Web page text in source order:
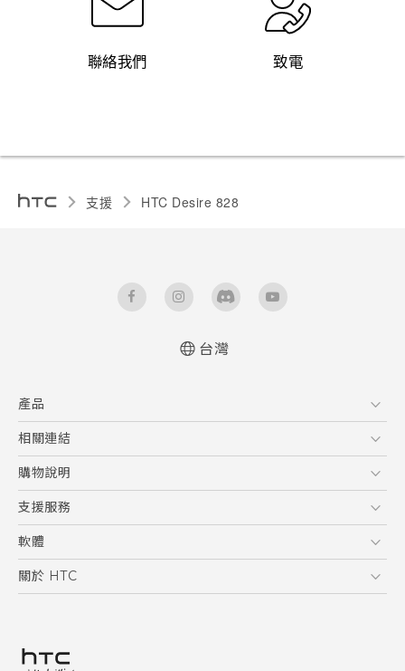
聯絡我們 致電
支援 HTC Desire 828‎
台灣
產品
5G
智慧型手機
配件
相關連結
HTC Research
購物說明
購物須知
訂單管理
付款方式
支援服務
到府收送維修服務
服務中心資訊
客戶服務佈告欄
軟體
應用程式
HTC Sync Manager
關於 HTC
投資人